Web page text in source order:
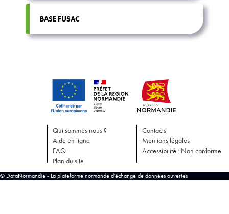
BASE FUSAC
Qui sommes nous ?
Aide en ligne
FAQ
Plan du site
Contacts
Mentions légales
Accessibilité : Non conforme
© DataNormandie - La plateforme normande d'échange de données ouvertes